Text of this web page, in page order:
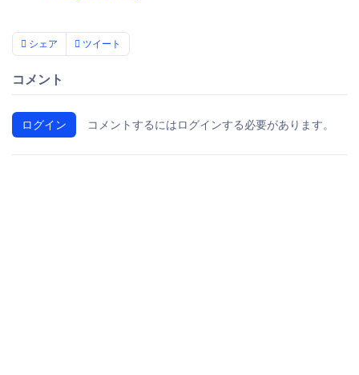
シェア ツイート
コメント
ログイン コメントするにはログインする必要があります。